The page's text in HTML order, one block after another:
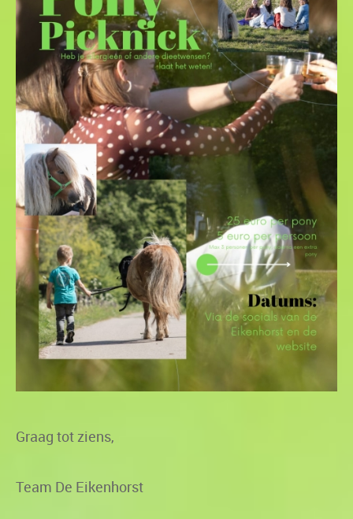
Graag tot ziens,
Team De Eikenhorst